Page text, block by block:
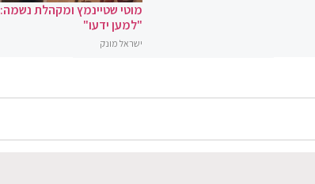
מוטי שטיינמץ ומקהלת נשמה:
"למען ידעו"
ישראל מונק